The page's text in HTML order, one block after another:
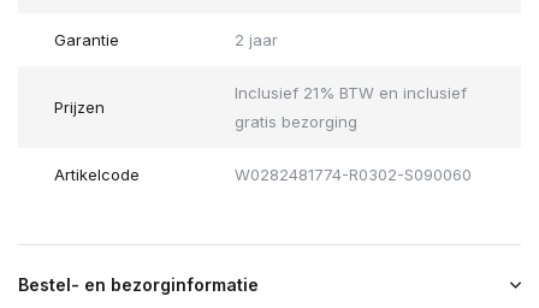
Garantie 2 jaar
Prijzen
Inclusief 21% BTW en inclusief
gratis bezorging
Artikelcode W0282481774-R0302-S090060
Bestel- en bezorginformatie